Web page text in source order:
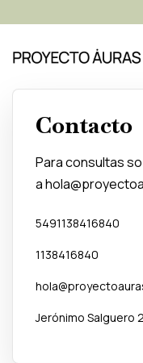
Contacto
Para consultas
a
5491138416840
1138416840
Jerónimo Salguero